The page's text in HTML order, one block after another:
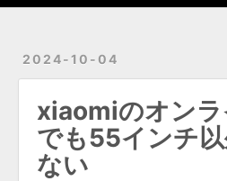
2024-10-04
xiaomiのオン
でも55インチ
ない